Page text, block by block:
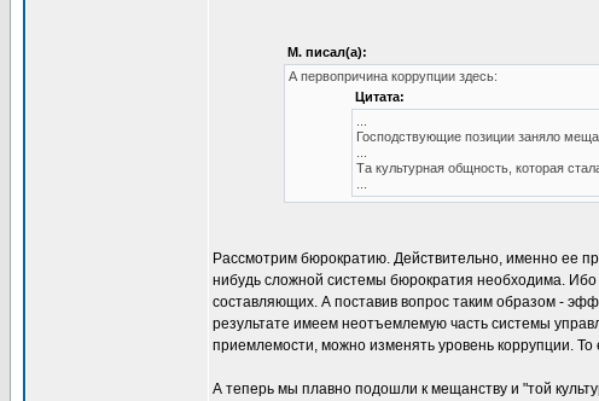
М. писал(а):
А первопричина коррупции здесь:
Цитата:
Господствующие позиции заняло
Та культурная общность, которая
Рассмотрим бюрократию. Действительно, именно ее
нибудь сложной системы бюрократия необходима. Ибо
составляющих. А поставив вопрос таким образом -
результате имеем неотъемлемую часть системы
приемлемости, можно изменять уровень коррупции.
А теперь мы плавно подошли к мещанству и "той